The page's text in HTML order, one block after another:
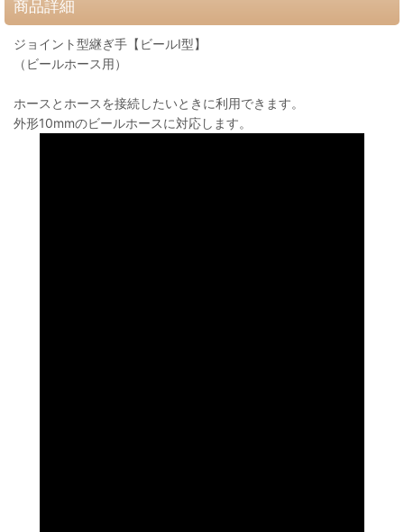
商品詳細
ジョイント型継ぎ手【ビールI型】
（ビールホース用）
ホースとホースを接続したいときに利用できます。
外形10mmのビールホースに対応します。